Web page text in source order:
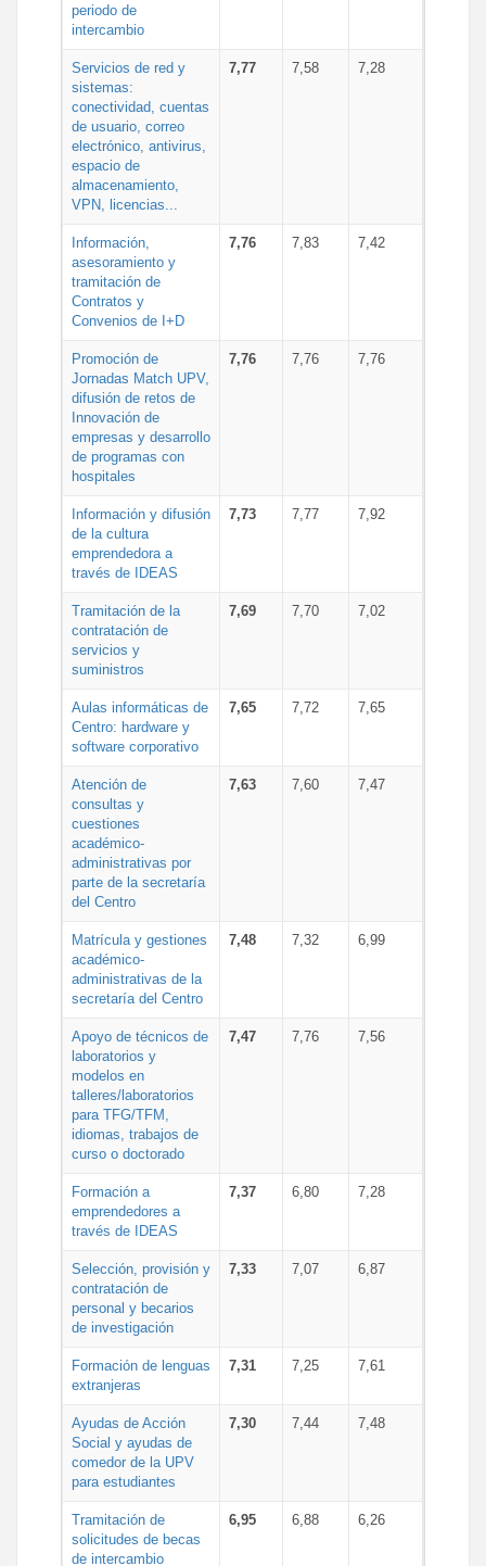
periodo de
intercambio
Servicios de red y
sistemas:
conectividad, cuentas
de usuario, correo
electrónico, antivirus,
espacio de
almacenamiento,
VPN, licencias...
7,77 7,58 7,28
Información,
asesoramiento y
tramitación de
Contratos y
Convenios de I+D
7,76 7,83 7,42
Promoción de
Jornadas Match UPV,
difusión de retos de
Innovación de
empresas y desarrollo
de programas con
hospitales
7,76 7,76 7,76
Información y difusión
de la cultura
emprendedora a
través de IDEAS
7,73 7,77 7,92
Tramitación de la
contratación de
servicios y
suministros
7,69 7,70 7,02
Aulas informáticas de
Centro: hardware y
software corporativo
7,65 7,72 7,65
Atención de
consultas y
cuestiones
académico-
administrativas por
parte de la secretaría
del Centro
7,63 7,60 7,47
Matrícula y gestiones
académico-
administrativas de la
secretaría del Centro
7,48 7,32 6,99
Apoyo de técnicos de
laboratorios y
modelos en
talleres/laboratorios
para TFG/TFM,
idiomas, trabajos de
curso o doctorado
7,47 7,76 7,56
Formación a
emprendedores a
través de IDEAS
7,37 6,80 7,28
Selección, provisión y
contratación de
personal y becarios
de investigación
7,33 7,07 6,87
Formación de lenguas
extranjeras
7,31 7,25 7,61
Ayudas de Acción
Social y ayudas de
comedor de la UPV
para estudiantes
7,30 7,44 7,48
Tramitación de
solicitudes de becas
de intercambio
6,95 6,88 6,26